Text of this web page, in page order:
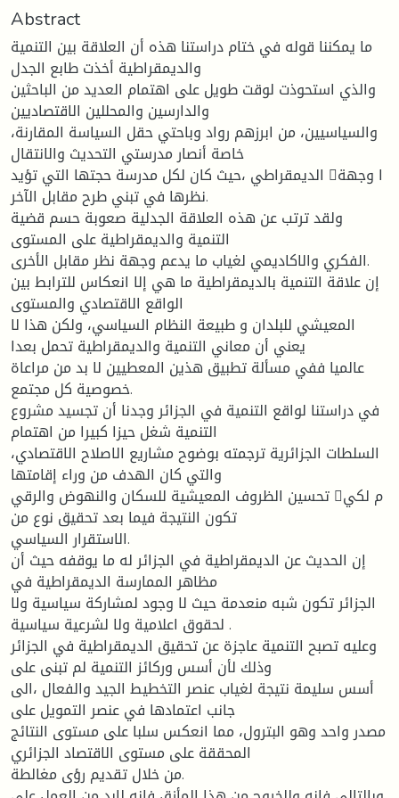
Abstract
ما يمكننا قوله في ختام دراستنا هذه أن العلاقة بين التنمية
والديمقراطية أخذت طابع الجدل
والذي استحوذت لوقت طويل على اهتمام العديد من الباحثين
والدارسين والمحللين الاقتصاديين
والسياسيين، من ابرزهم رواد وباحتي حقل السياسة المقارنة،
خاصة أنصار مدرستي التحديث والانتقال
الديمقراطي ،حيث كان لكل مدرسة حجتها التي تؤيد ا وجهة
نظرها في تبني طرح مقابل الآخر.
ولقد ترتب عن هذه العلاقة الجدلية صعوبة حسم قضية
التنمية والديمقراطية على المستوى
الفكري والاكاديمي لغياب ما يدعم وجهة نظر مقابل الأخرى.
إن علاقة التنمية بالديمقراطية ما هي إلا انعكاس للترابط بين
الواقع الاقتصادي والمستوى
المعيشي للبلدان و طبيعة النظام السياسي، ولكن هذا لا
يعني أن معاني التنمية والديمقراطية تحمل بعدا
عالميا ففي مسألة تطبيق هذين المعطيين لا بد من مراعاة
خصوصية كل مجتمع.
في دراستنا لواقع التنمية في الجزائر وجدنا أن تجسيد مشروع
التنمية شغل حيزا كبيرا من اهتمام
السلطات الجزائرية ترجمته بوضوح مشاريع الاصلاح الاقتصادي،
والتي كان الهدف من وراء إقامتها
تحسين الظروف المعيشية للسكان والنهوض والرقي م لكي
تكون النتيجة فيما بعد تحقيق نوع من
الاستقرار السياسي.
إن الحديث عن الديمقراطية في الجزائر له ما يوقفه حيث أن
مظاهر الممارسة الديمقراطية في
الجزائر تكون شبه منعدمة حيث لا وجود لمشاركة سياسية ولا
لحقوق اعلامية ولا لشرعية سياسية .
وعليه تصبح التنمية عاجزة عن تحقيق الديمقراطية في الجزائر
وذلك لأن أسس وركائز التنمية لم تبنى على
أسس سليمة نتيجة لغياب عنصر التخطيط الجيد والفعال ،الى
جانب اعتمادها في عنصر التمويل على
مصدر واحد وهو البترول، مما انعكس سلبا على مستوى النتائج
المحققة على مستوى الاقتصاد الجزائري
من خلال تقديم رؤى مغالطة.